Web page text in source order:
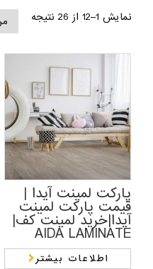
نمایش 1–12 از 26 نتیجه
پارکت لمینت آیدا |
قیمت پارکت لمینت
آیدا|خرید لمینت کف|
AIDA LAMINATE
اطلاعات بیشتر